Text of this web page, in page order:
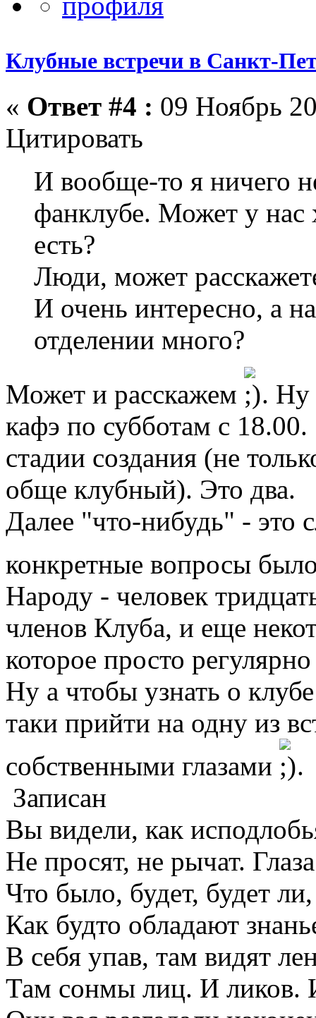
Клубные встречи в Санкт-
« Ответ #4 : 09 Ноябрь
Цитировать
И вообще-то я ничего
фанклубе. Может у нас
есть?
Люди, может
И очень интересно, а
отделении много?
Может и расскажем
. Ну
кафэ по субботам с
стадии создания (не
обще клубный). Это два.
Далее "что-нибудь" - это
конкретные вопросы
Народу - человек
членов Клуба, и еще
которое просто
Ну а чтобы узнать о
таки прийти на одну из
собственными глазами
.
Записан
Вы видели, как
Не просят, не рычат.
Что было, будет, будет
Как будто обладают
В себя упав, там видят
Там сонмы лиц. И ликов.